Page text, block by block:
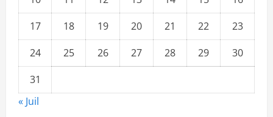
17
18 19 20 21 22
23
24
25 26 27 28 29
30
31
« Juil